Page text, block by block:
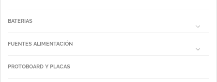
BATERIAS
FUENTES ALIMENTACIÓN
PROTOBOARD Y PLACAS